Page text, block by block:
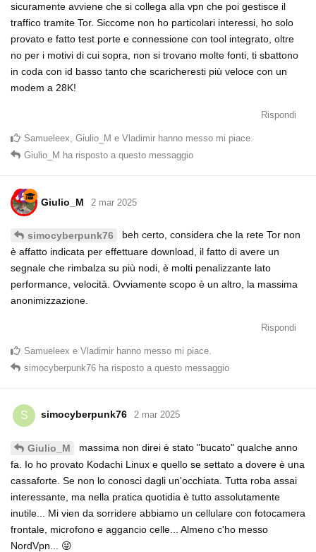
sicuramente avviene che si collega alla vpn che poi gestisce il
traffico tramite Tor. Siccome non ho particolari interessi, ho solo
provato e fatto test porte e connessione con tool integrato, oltre
no per i motivi di cui sopra, non si trovano molte fonti, ti sbattono
in coda con id basso tanto che scaricheresti più veloce con un
modem a 28K!
Rispondi
Samueleex Giulio_M e Vladimir hanno messo mi piace
Giulio_M ha risposto a questo messaggio
Giulio_M 2 mar 2025
simocyberpunk76
beh certo, considera che la rete Tor non
è affatto indicata per effettuare download, il fatto di avere un
segnale che rimbalza su più nodi, è molti penalizzante lato
performance, velocità. Ovviamente scopo è un altro, la massima
anonimizzazione.
Rispondi
Samueleex e Vladimir hanno messo mi piace
simocyberpunk76 ha risposto a questo messaggio
S simocyberpunk76 2 mar 2025
Giulio_M
massima non direi è stato "bucato" qualche anno
fa. Io ho provato Kodachi Linux e quello se settato a dovere è una
cassaforte. Se non lo conosci dagli un'occhiata. Tutta roba assai
interessante, ma nella pratica quotidia è tutto assolutamente
inutile... Mi vien da sorridere abbiamo un cellulare con fotocamera
frontale, microfono e aggancio celle... Almeno c'ho messo
NordVpn... 😜